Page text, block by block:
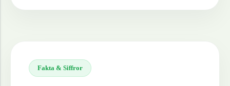
Fakta & Siffror